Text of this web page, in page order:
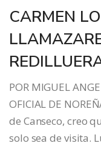
CARMEN
POR MIGUEL
OFICIAL DE
de Canseco, creo
solo sea de visita.